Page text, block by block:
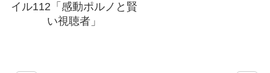
イル112「感動ポルノと賢
い視聴者」